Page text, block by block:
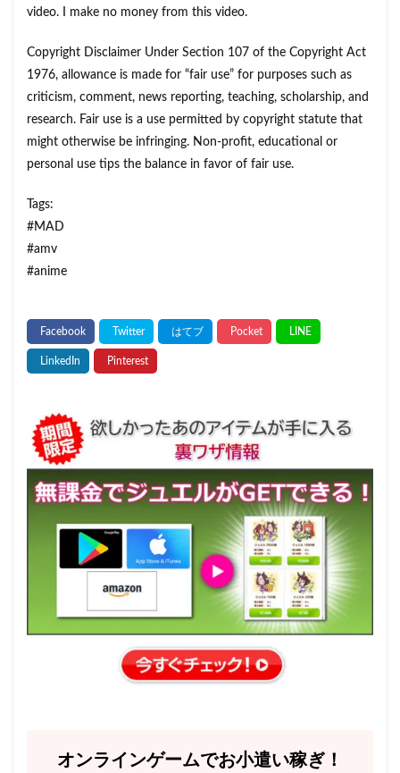
video. I make no money from this video.
Copyright Disclaimer Under Section 107 of the Copyright Act
1976, allowance is made for “fair use” for purposes such as
criticism, comment, news reporting, teaching, scholarship, and
research. Fair use is a use permitted by copyright statute that
might otherwise be infringing. Non-profit, educational or
personal use tips the balance in favor of fair use.
Tags:
#MAD
#amv
#anime
オンラインゲームでお小遣い稼ぎ！